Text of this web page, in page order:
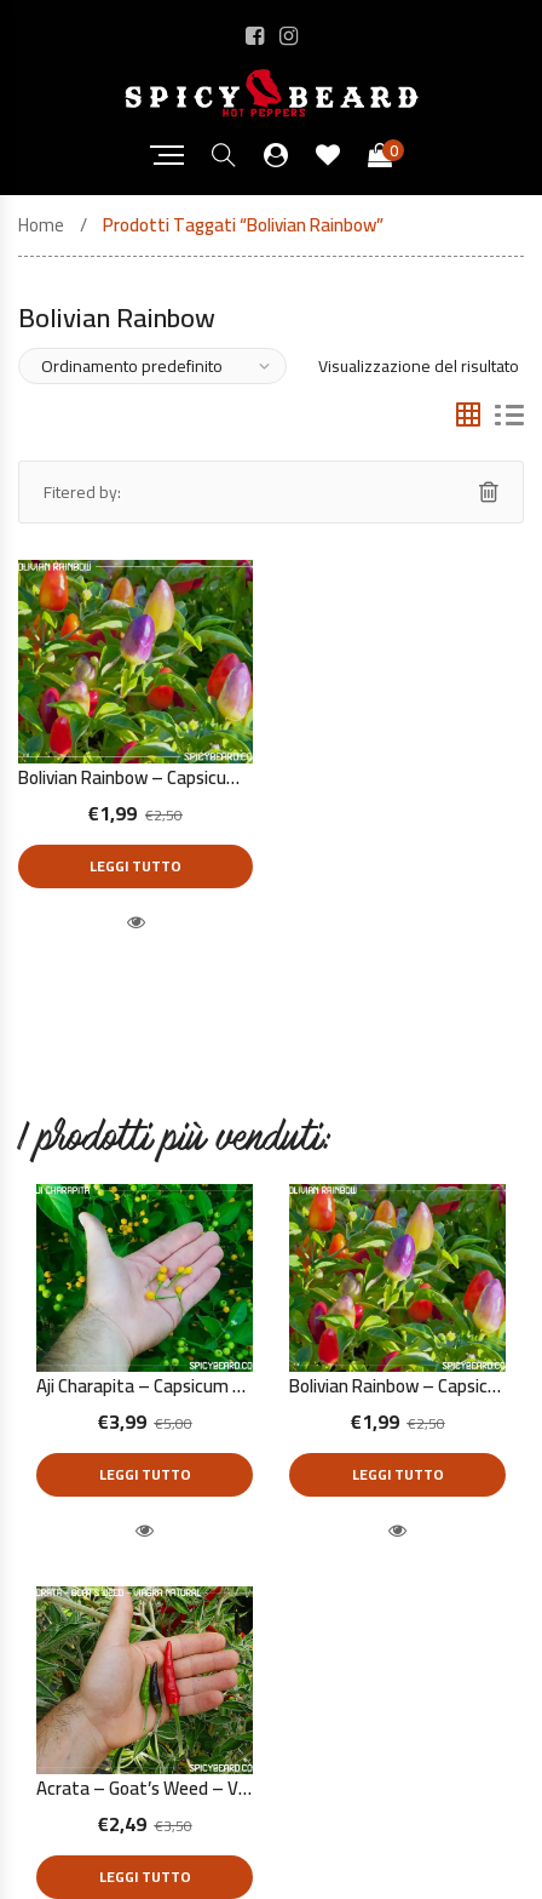
0
Home Prodotti Taggati “Bolivian Rainbow”
Bolivian Rainbow
Visualizzazione del risultato
Fitered by:
Bolivian Rainbow – Capsicum Annuum – 10 Semi Puri
€2,50
€1,99
LEGGI TUTTO
I prodotti più venduti:
Aji Charapita – Capsicum Chinense – 10 Semi Puri
€5,00
€3,99
LEGGI TUTTO
Bolivian Rainbow – Capsicum Annuum – 10 Semi Puri
€2,50
€1,99
LEGGI TUTTO
Acrata – Goat’s Weed – Viagra Natural – Capsicum Annuum – 10 Semi Puri
€3,50
€2,49
LEGGI TUTTO